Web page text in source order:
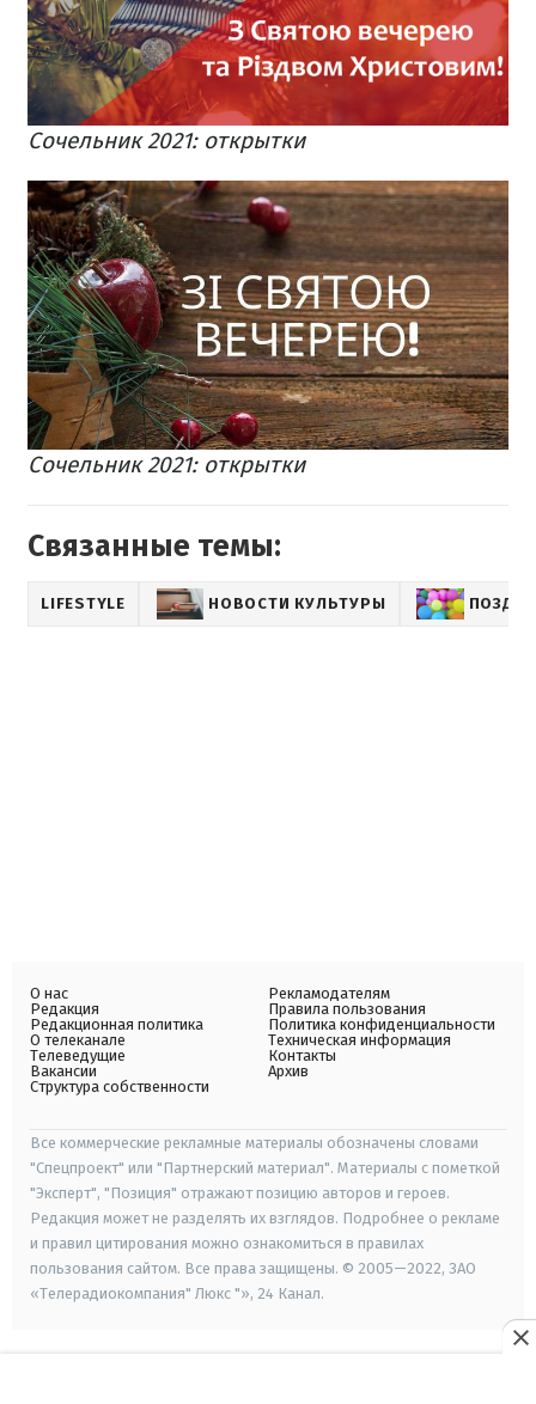
Сочельник 2021: открытки
Сочельник 2021: открытки
Связанные темы:
LIFESTYLE НОВОСТИ КУЛЬТУРЫ
О нас
Редакция
Редакционная политика
О телеканале
Телеведущие
Вакансии
Структура собственности
Рекламодателям
Правила пользования
Политика конфиденциальности
Техническая информация
Контакты
Архив
Все коммерческие рекламные материалы обозначены словами
"Спецпроект" или "Партнерский материал". Материалы с пометкой
"Эксперт", "Позиция" отражают позицию авторов и героев.
Редакция может не разделять их взглядов. Подробнее о рекламе
и правил цитирования можно ознакомиться в правилах
пользования сайтом. Все права защищены. © 2005—2022, ЗАО
«Телерадиокомпания" Люкс "», 24 Канал.